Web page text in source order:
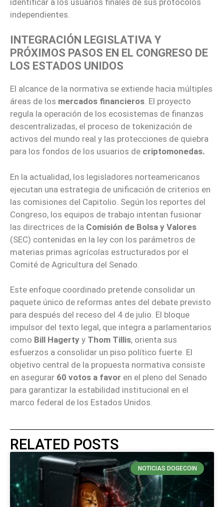
independientes.
INTEGRACIÓN LEGISLATIVA Y
PRÓXIMOS PASOS EN EL CONGRESO DE
LOS ESTADOS UNIDOS
El alcance de la normativa se extiende hacia múltiples
áreas de los mercados financieros. El proyecto
regula la operación de los ecosistemas de finanzas
descentralizadas, el proceso de tokenización de
activos del mundo real y las protecciones de quiebra
para los fondos de los usuarios de criptomonedas.
En la actualidad, los legisladores norteamericanos
ejecutan una estrategia de unificación de criterios en
las comisiones del Capitolio. Según los reportes del
Congreso, los equipos de trabajo intentan fusionar
las directrices de la Comisión de Bolsa y Valores
(SEC) contenidas en la ley con los parámetros de
materias primas agrícolas estructurados por el
Comité de Agricultura del Senado.
Este enfoque coordinado pretende consolidar un
paquete único de reformas antes del debate previsto
para después del receso del 4 de julio. El bloque
impulsor del texto legal, que integra a parlamentarios
como Bill Hagerty y Thom Tillis, orienta sus
esfuerzos a consolidar un piso político fuerte. El
objetivo central de la propuesta normativa consiste
en asegurar 60 votos a favor en el pleno del Senado
para garantizar la estabilidad institucional en el
marco federal de los Estados Unidos.
RELATED POSTS
NOTICIAS DOGECOIN